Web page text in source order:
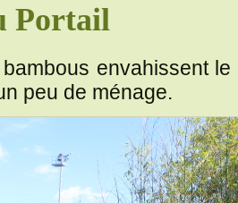
Portail
envahissent
peu de ménage.